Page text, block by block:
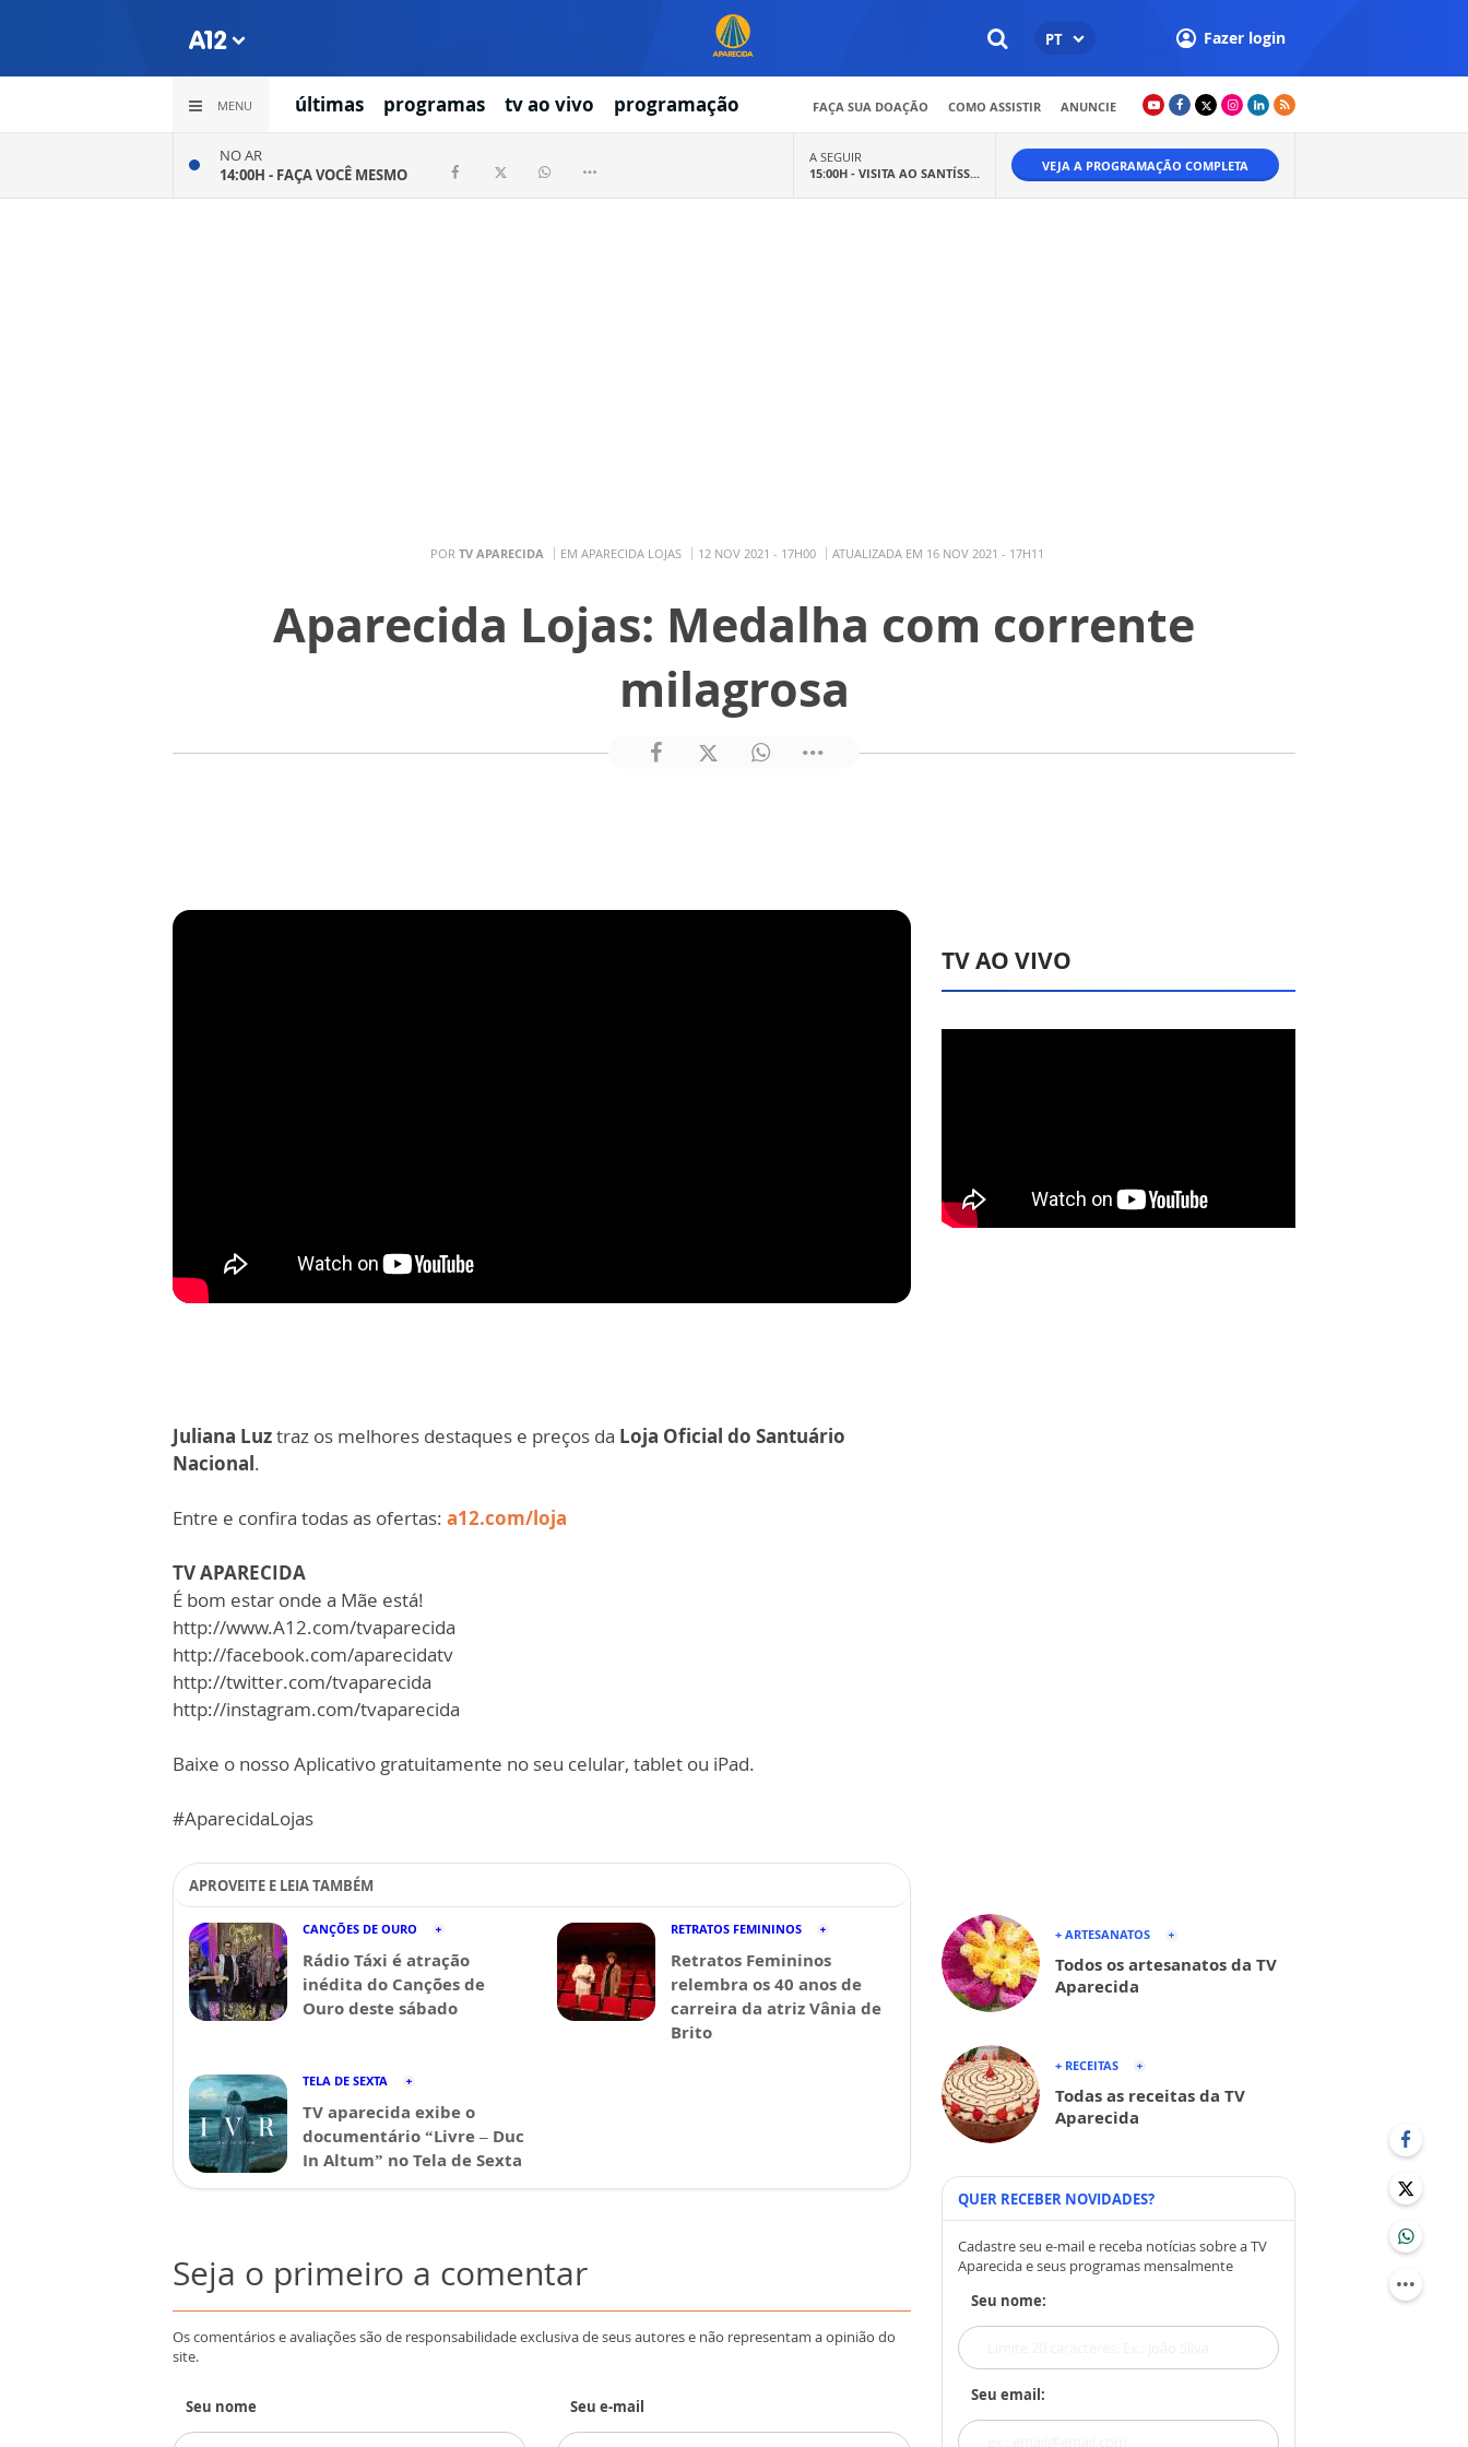
PT Fazer login
MENU últimas programas tv ao vivo programação FAÇA SUA DOAÇÃO COMO ASSISTIR ANUNCIE
NO AR
14:00H - FAÇA VOCÊ MESMO
A SEGUIR
15:00H - VISITA AO SANTÍSS... VEJA A PROGRAMAÇÃO COMPLETA
POR TV APARECIDA EM APARECIDA LOJAS 12 NOV 2021 - 17H00 ATUALIZADA EM 16 NOV 2021 - 17H11
Aparecida Lojas: Medalha com corrente
milagrosa
Juliana Luztraz os melhores destaques e preços da Loja Oficial do Santuário
Nacional.
Entre e confira todas as ofertas: a12.com/loja
TV APARECIDA
É bom estar onde a Mãe está!
http://www.A12.com/tvaparecida​​​​​
http://facebook.com/aparecidatv​​​​​
http://twitter.com/tvaparecida​​​​​
http://instagram.com/tvaparecida​​​​​
Baixe o nosso Aplicativo gratuitamente no seu celular, tablet ou iPad.
#AparecidaLojas
APROVEITE E LEIA TAMBÉM
CANÇÕES DE OURO
Rádio Táxi é atração
inédita do Canções de
Ouro deste sábado
RETRATOS FEMININOS
Retratos Femininos
relembra os 40 anos de
carreira da atriz Vânia de
Brito
TELA DE SEXTA
TV aparecida exibe o
documentário “Livre – Duc
In Altum” no Tela de Sexta
Seja o primeiro a comentar
Os comentários e avaliações são de responsabilidade exclusiva de seus autores e não representam a opinião do
site.
Seu nome Seu e-mail
TV AO VIVO
+ ARTESANATOS
Todos os artesanatos da TV
Aparecida
+ RECEITAS
Todas as receitas da TV
Aparecida
QUER RECEBER NOVIDADES?
Cadastre seu e-mail e receba notícias sobre a TV
Aparecida e seus programas mensalmente
Seu nome:
Seu email: